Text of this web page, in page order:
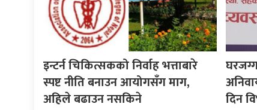
इन्टर्न चिकित्सकको निर्वाह भत्ताबारे
स्पष्ट नीति बनाउन आयोगसँग माग,
अहिले बढाउन नसकिने
दिन